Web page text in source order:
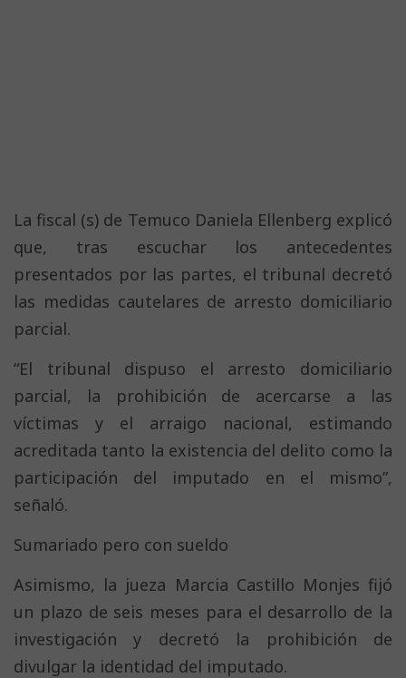
La fiscal (s) de Temuco Daniela Ellenberg explicó
que, tras escuchar los antecedentes
presentados por las partes, el tribunal decretó
las medidas cautelares de arresto domiciliario
parcial.
“El tribunal dispuso el arresto domiciliario
parcial, la prohibición de acercarse a las
víctimas y el arraigo nacional, estimando
acreditada tanto la existencia del delito como la
participación del imputado en el mismo”,
señaló.
Sumariado pero con sueldo
Asimismo, la jueza Marcia Castillo Monjes fijó
un plazo de seis meses para el desarrollo de la
investigación y decretó la prohibición de
divulgar la identidad del imputado.